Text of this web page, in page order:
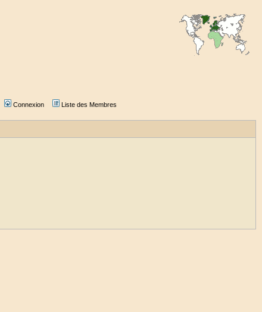
Connexion Liste des Membres